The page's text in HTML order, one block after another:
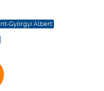
Györgyi Albert